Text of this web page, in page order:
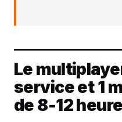
Le
service et 1
de 8-12